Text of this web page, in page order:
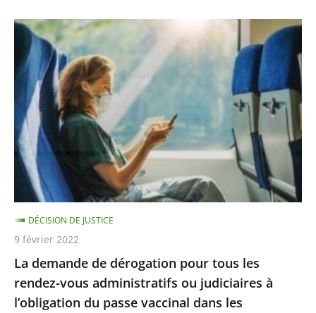
après
avant
La
demande
de
dérogation
pour
tous
les
rendez-
vous
administratifs
ou
judiciaires
à
l’obligation
du
La demande de dérogation pour tous les
rendez-vous administratifs ou judiciaires à
l’obligation du passe vaccinal dans les
DÉCISION DE JUSTICE
9 février 2022